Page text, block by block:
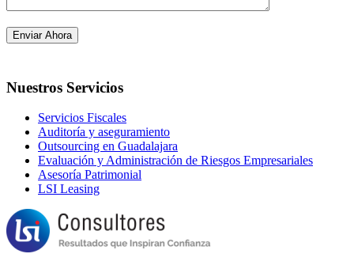
Nuestros Servicios
Servicios Fiscales
Auditoría y aseguramiento
Outsourcing en Guadalajara
Evaluación y Administración de Riesgos Empresariales
Asesoría Patrimonial
LSI Leasing